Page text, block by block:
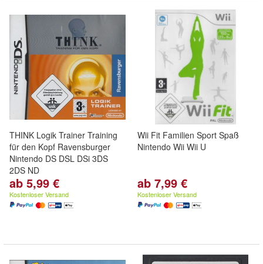
THINK Logik Trainer Training
für den Kopf Ravensburger
Nintendo DS DSL DSi 3DS
2DS ND
ab 5,99 €
Kostenloser Versand
Wii Fit Familien Sport Spaß
Nintendo Wii Wii U
ab 7,99 €
Kostenloser Versand